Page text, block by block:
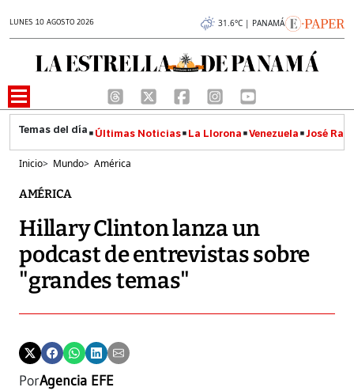
LUNES 10 AGOSTO 2026 31.6°C | PANAMÁ
Últimas Noticias La Llorona Venezuela José
Inicio> Mundo> América
AMÉRICA
Hillary Clinton lanza un
podcast de entrevistas sobre
"grandes temas"
PorAgencia EFE